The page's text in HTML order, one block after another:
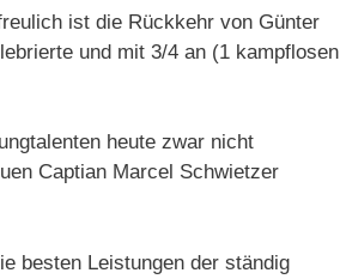
ist die Rückkehr von Günter
und mit 3/4 an (1 kampflosen
heute zwar nicht
Captian Marcel Schwietzer
besten Leistungen der ständig